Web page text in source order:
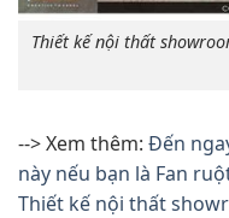
Thiết kế nội thất
--> Xem thêm: Đến
này nếu bạn là Fan
Thiết kế nội thất